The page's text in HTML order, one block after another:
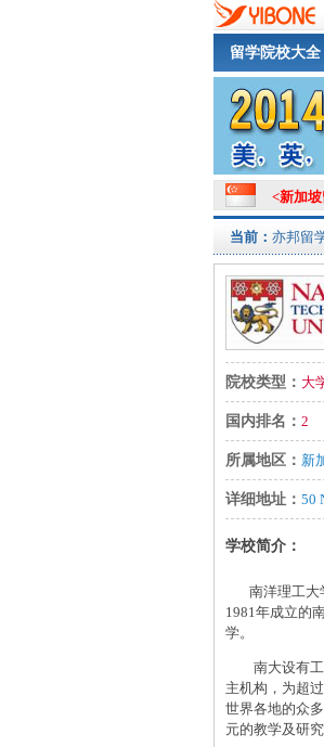
留学院校大全
<新加坡
当前： 亦邦留
院校类型： 大
国内排名： 2
所属地区： 新
详细地址： 50
学校简介：
南洋理工大学
1981年成立的
学。
南大设有工
主机构，为超
世界各地的众
元的教学及研